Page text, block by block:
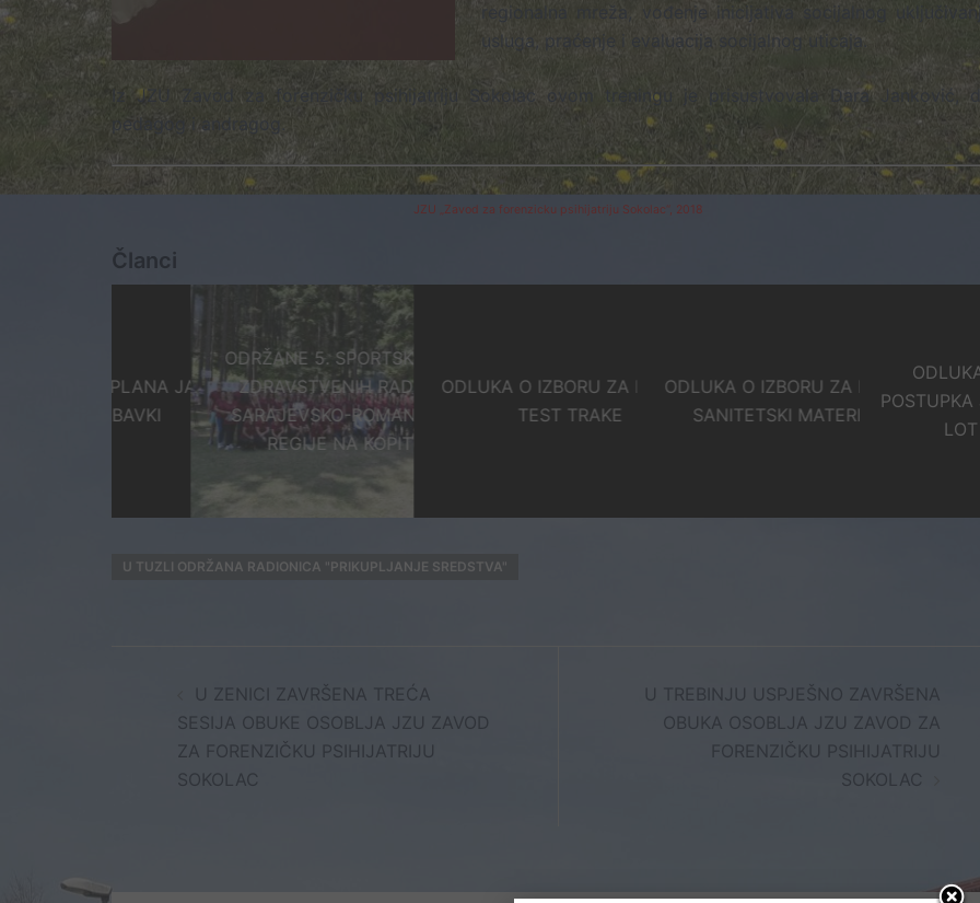
regionalna mreža, vođenje inicijativa socijalnog
usluga, praćenje i evaluacija socijalnog uticaja.
Iz JZU Zavod za forenzičku psihijatriju Sokolac ovom treningu je prisustvovala Dara Janković,
pedagog i andragog.
JZU „Zavod za forenzicku psihijatriju Sokolac“, 2018
Članci
PLANA JAVNIH
ODRŽANE 5. SPORTSKE IGRE
ZDRAVSTVENIH RADNIKA
SARAJEVSKO-ROMANIJSKE
REGIJE NA KOPITU
ODLUKA O IZBORU ZA LOT 5 –
TEST TRAKE
ODLUKA O IZBORU ZA LOT 3 –
SANITETSKI MATERIJAL
ODLUKA O
POSTUPKA JAVNE
LOT 6 –
U TUZLI ODRŽANA RADIONICA "PRIKUPLJANJE SREDSTVA"
navigation
U ZENICI ZAVRŠENA TREĆA
SESIJA OBUKE OSOBLJA JZU ZAVOD
ZA FORENZIČKU PSIHIJATRIJU
SOKOLAC
U TREBINJU USPJEŠNO ZAVRŠENA
OBUKA OSOBLJA JZU ZAVOD ZA
FORENZIČKU PSIHIJATRIJU
SOKOLAC